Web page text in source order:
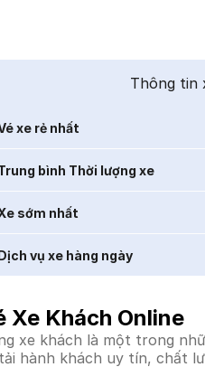
Thông tin
xe rẻ nhất
bình Thời lượng xe
sớm nhất
vụ xe hàng ngày
Xe Khách Online
xe khách là một trong
hành khách uy tín,